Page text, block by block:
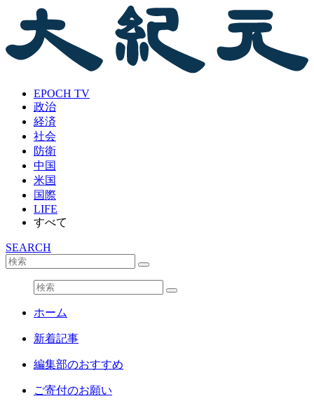
EPOCH TV
政治
経済
社会
防衛
中国
米国
国際
LIFE
すべて
SEARCH
ホーム
新着記事
編集部のおすすめ
ご寄付のお願い